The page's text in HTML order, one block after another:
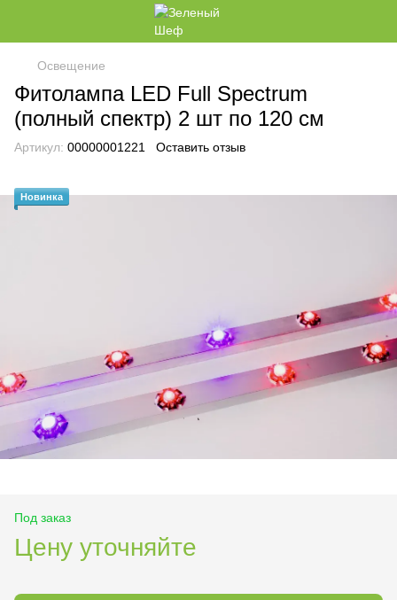
Освещение
Фитолампа LED Full Spectrum
(полный спектр) 2 шт по 120 см
Артикул: 00000001221 Оставить отзыв
Новинка
Под заказ
Цену уточняйте